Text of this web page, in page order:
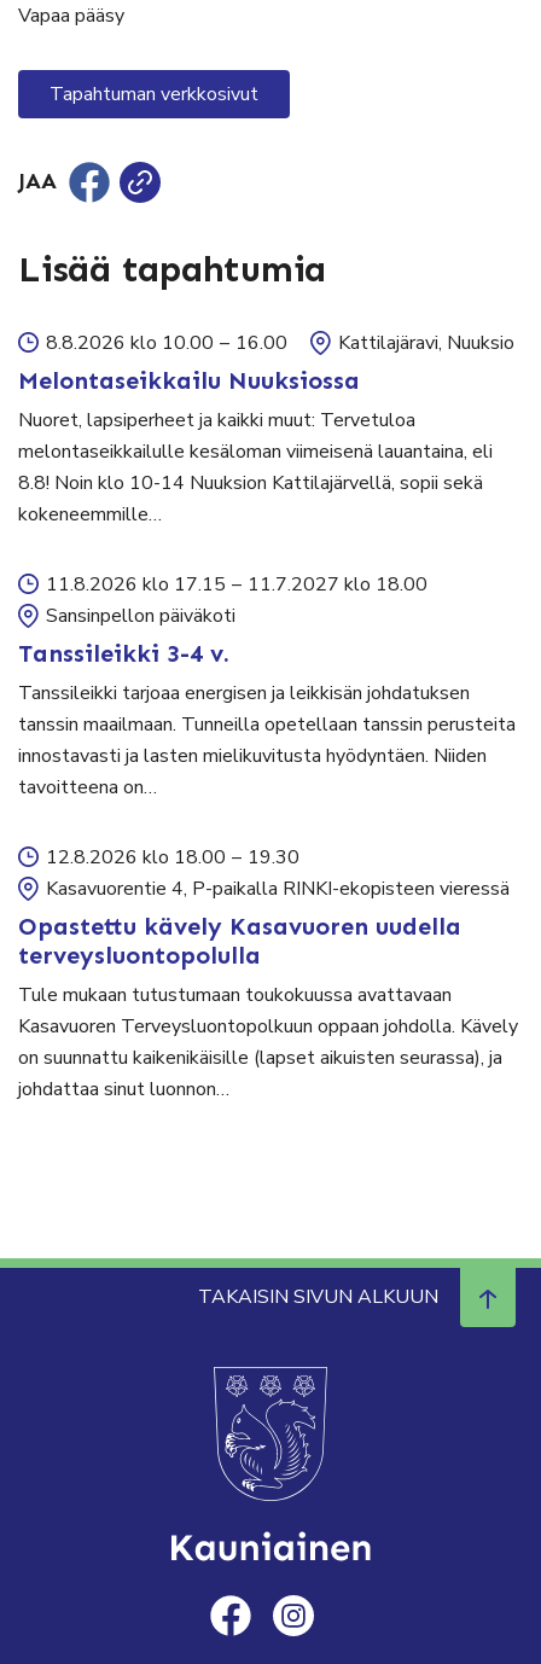
Vapaa pääsy
Tapahtuman verkkosivut
JAA
Lisää tapahtumia
8.8.2026 klo 10.00 – 16.00 Kattilajäravi, Nuuksio
Melontaseikkailu Nuuksiossa
Nuoret, lapsiperheet ja kaikki muut: Tervetuloa
melontaseikkailulle kesäloman viimeisenä lauantaina, eli
8.8! Noin klo 10-14 Nuuksion Kattilajärvellä, sopii sekä
kokeneemmille…
11.8.2026 klo 17.15 – 11.7.2027 klo 18.00
Sansinpellon päiväkoti
Tanssileikki 3-4 v.
Tanssileikki tarjoaa energisen ja leikkisän johdatuksen
tanssin maailmaan. Tunneilla opetellaan tanssin perusteita
innostavasti ja lasten mielikuvitusta hyödyntäen. Niiden
tavoitteena on…
12.8.2026 klo 18.00 – 19.30
Kasavuorentie 4, P-paikalla RINKI-ekopisteen vieressä
Opastettu kävely Kasavuoren uudella
terveysluontopolulla
Tule mukaan tutustumaan toukokuussa avattavaan
Kasavuoren Terveysluontopolkuun oppaan johdolla. Kävely
on suunnattu kaikenikäisille (lapset aikuisten seurassa), ja
johdattaa sinut luonnon…
TAKAISIN SIVUN ALKUUN